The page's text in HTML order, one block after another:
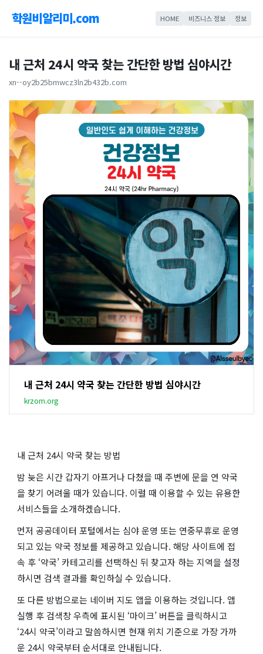
학원비알리미.com HOME 비즈니스 정보 정보
내 근처 24시 약국 찾는 간단한 방법 심야시간
xn--oy2b25bmwcz3ln2b432b.com
내 근처 24시 약국 찾는 간단한 방법 심야시간
krzom.org
내 근처 24시 약국 찾는 방법
밤 늦은 시간 갑자기 아프거나 다쳤을 때 주변에 문을 연 약국
을 찾기 어려울 때가 있습니다. 이럴 때 이용할 수 있는 유용한
서비스들을 소개하겠습니다.
먼저 공공데이터 포털에서는 심야 운영 또는 연중무휴로 운영
되고 있는 약국 정보를 제공하고 있습니다. 해당 사이트에 접
속 후 ‘약국’ 카테고리를 선택하신 뒤 찾고자 하는 지역을 설정
하시면 검색 결과를 확인하실 수 있습니다.
또 다른 방법으로는 네이버 지도 앱을 이용하는 것입니다. 앱
실행 후 검색창 우측에 표시된 ‘마이크’ 버튼을 클릭하시고
‘24시 약국’이라고 말씀하시면 현재 위치 기준으로 가장 가까
운 24시 약국부터 순서대로 안내됩니다.